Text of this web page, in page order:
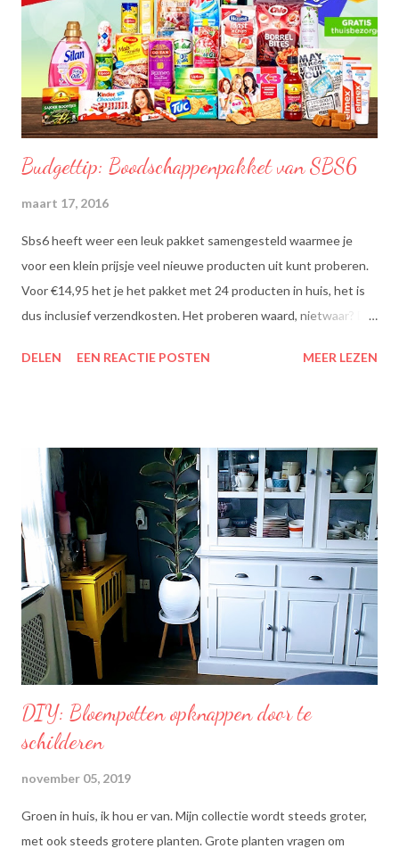
Budgettip: Boodschappenpakket van SBS6
maart 17, 2016
Sbs6 heeft weer een leuk pakket samengesteld waarmee je
voor een klein prijsje veel nieuwe producten uit kunt proberen.
Voor €14,95 het je het pakket met 24 producten in huis, het is
dus inclusief verzendkosten. Het proberen waard, nietwaar? Dit
theesmaken van Lipton: voor een goed moment dat heerlijk
mengsel van zonnebloem-, lijnzaad- en koolzaadolie. Het bevat
Omega’s 3 & 6 die goed zijn voor hart en bloedvaten. Omega's 3
& 6 zijn meervoudig onverzadigde vetzuren, die het lichaam niet
zelf kan aanmaken. Ze dragen bij tot de instandhouding van een
normaal cholesterolgehalte in het bloed. Becel Dieetolie geeft
een optimale smaak aan uw gerechten, met behoud van de
smaak van uw originele ingrediënten. Naast warme toepassing
l...
DELEN EEN REACTIE POSTEN MEER LEZEN
DIY: Bloempotten opknappen door te
schilderen
november 05, 2019
Groen in huis, ik hou er van. Mijn collectie wordt steeds groter,
met ook steeds grotere planten. Grote planten vragen om